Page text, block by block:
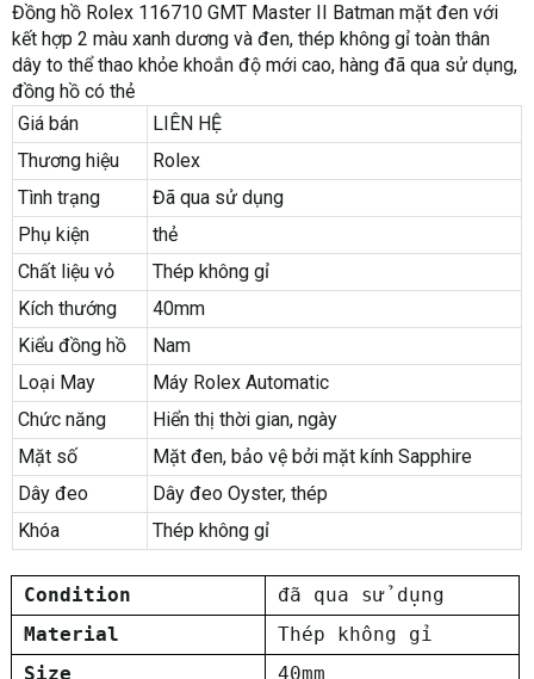
Đồng hồ Rolex 116710 GMT Master II Batman mặt đen với
kết hợp 2 màu xanh dương và đen, thép không gỉ toàn thân
dây to thể thao khỏe khoắn độ mới cao, hàng đã qua sử dụng,
đồng hồ có thẻ
Giá bán
LIÊN HỆ
Thương hiệu
Rolex
Tình trạng
Đã qua sử dụng
Phụ kiện
thẻ
Chất liệu vỏ
Thép không gỉ
Kích thướng
40mm
Kiểu đồng hồ
Nam
Loại May
Máy Rolex Automatic
Chức năng
Hiển thị thời gian, ngày
Mặt số
Mặt đen, bảo vệ bởi mặt kính Sapphire
Dây đeo
Dây đeo Oyster, thép
Khóa
Thép không gỉ
Condition
đã qua sử dụng
Material
Thép không gỉ
Size
40mm